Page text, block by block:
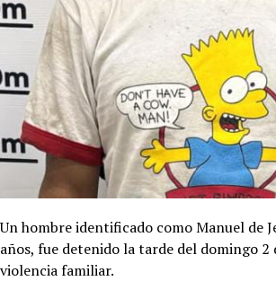
Un hombre identificado como Manuel de
años, fue detenido la tarde del domingo 2
violencia familiar.